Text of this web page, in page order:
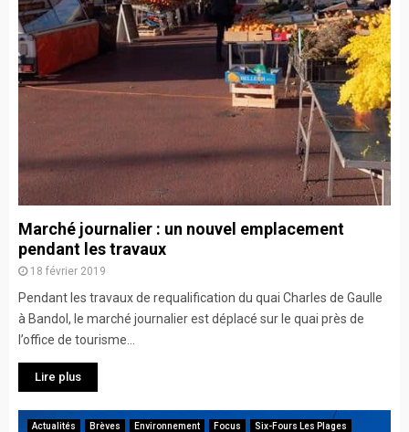
Marché journalier : un nouvel emplacement
pendant les travaux
18 février 2019
Pendant les travaux de requalification du quai Charles de Gaulle
à Bandol, le marché journalier est déplacé sur le quai près de
l’office de tourisme...
Lire plus
Actualités Brèves Environnement Focus Six-Fours Les Plages